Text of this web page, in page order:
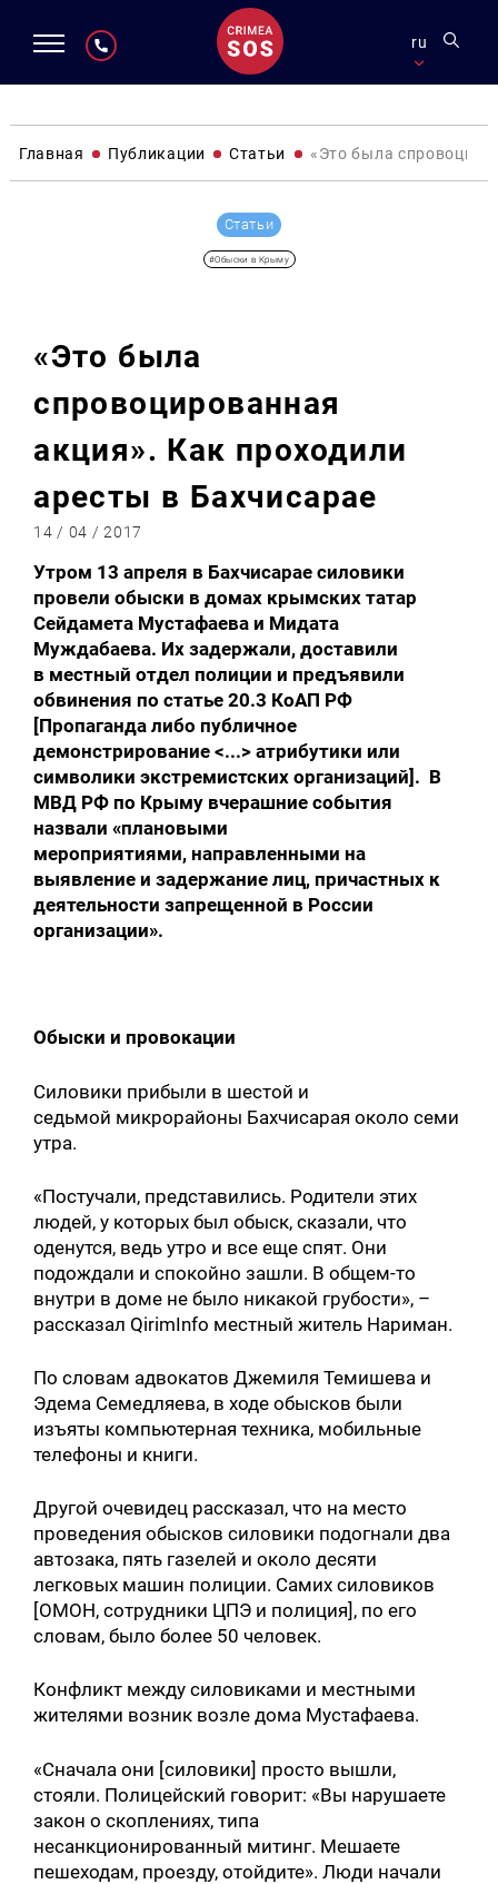
ru
Главная Публикации Статьи «Это была
Статьи
#Обыски в Крыму
«Это была
спровоцированная
акция». Как проходили
аресты в Бахчисарае
14 / 04 / 2017
Утром 13 апреля в Бахчисарае силовики
провели обыски в домах крымских татар
Сейдамета Мустафаева и Мидата
Муждабаева. Их задержали, доставили
в местный отдел полиции и предъявили
обвинения по статье 20.3 КоАП РФ
[Пропаганда либо публичное
демонстрирование <...> атрибутики или
символики экстремистских организаций]. В
МВД РФ по Крыму вчерашние события
назвали «плановыми
мероприятиями, направленными на
выявление и задержание лиц, причастных к
деятельности запрещенной в России
организации».
Обыски и провокации
Силовики прибыли в шестой и
седьмой микрорайоны Бахчисарая около семи
утра.
«Постучали, представились. Родители этих
людей, у которых был обыск, сказали, что
оденутся, ведь утро и все еще спят. Они
подождали и спокойно зашли. В общем-то
внутри в доме не было никакой грубости», –
рассказал QirimInfo местный житель Нариман.
По словам адвокатов Джемиля Темишева и
Эдема Семедляева, в ходе обысков были
изъяты компьютерная техника, мобильные
телефоны и книги.
Другой очевидец рассказал, что на место
проведения обысков силовики подогнали два
автозака, пять газелей и около десяти
легковых машин полиции. Самих силовиков
[ОМОН, сотрудники ЦПЭ и полиция], по его
словам, было более 50 человек.
Конфликт между силовиками и местными
жителями возник возле дома Мустафаева.
«Сначала они [силовики] просто вышли,
стояли. Полицейский говорит: «Вы нарушаете
закон о скоплениях, типа
несанкционированный митинг. Мешаете
пешеходам, проезду, отойдите». Люди начали